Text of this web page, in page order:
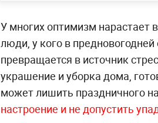
У многих оптимизм нарастает
люди, у кого в
превращается в источник
украшение и уборка дома,
может лишить праздничного
настроение и не допустить